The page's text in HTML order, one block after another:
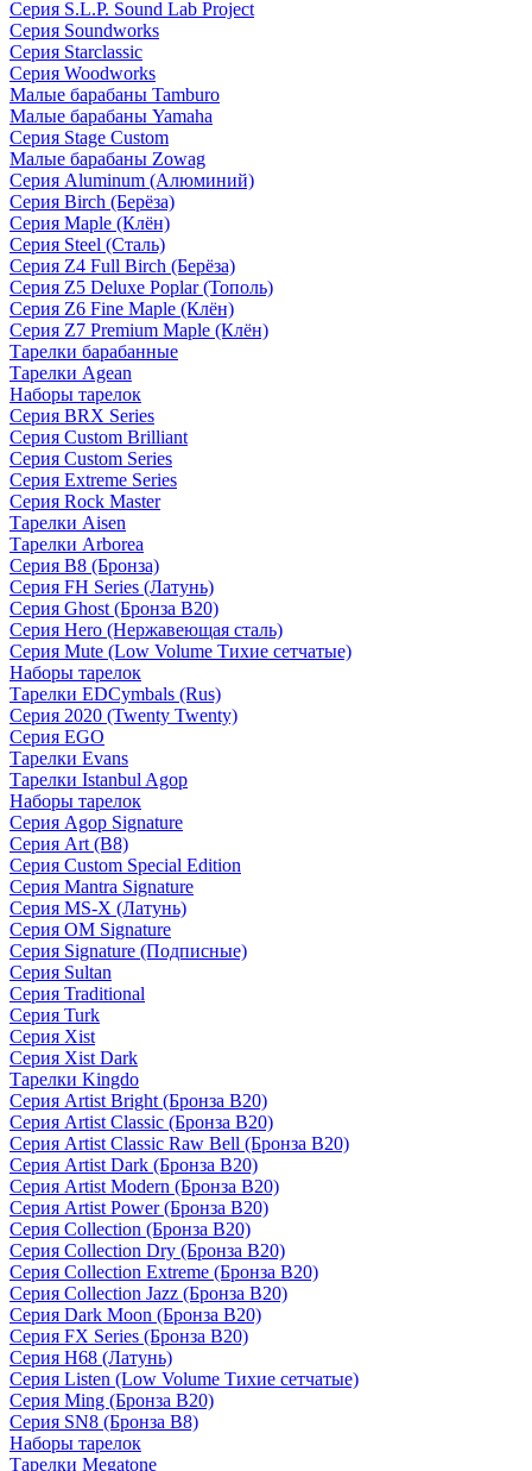
Серия S.L.P. Sound Lab Project
Серия Soundworks
Серия Starclassic
Серия Woodworks
Малые барабаны Tamburo
Малые барабаны Yamaha
Серия Stage Custom
Малые барабаны Zowag
Серия Aluminum (Алюминий)
Серия Birch (Берёза)
Серия Maple (Клён)
Серия Steel (Сталь)
Серия Z4 Full Birch (Берёза)
Серия Z5 Deluxe Poplar (Тополь)
Серия Z6 Fine Maple (Клён)
Серия Z7 Premium Maple (Клён)
Тарелки барабанные
Тарелки Agean
Наборы тарелок
Серия BRX Series
Серия Custom Brilliant
Серия Custom Series
Серия Extreme Series
Серия Rock Master
Тарелки Aisen
Тарелки Arborea
Серия B8 (Бронза)
Серия FH Series (Латунь)
Серия Ghost (Бронза B20)
Серия Hero (Нержавеющая сталь)
Серия Mute (Low Volume Тихие сетчатые)
Наборы тарелок
Тарелки EDCymbals (Rus)
Серия 2020 (Twenty Twenty)
Серия EGO
Тарелки Evans
Тарелки Istanbul Agop
Наборы тарелок
Серия Agop Signature
Серия Art (B8)
Серия Custom Special Edition
Серия Mantra Signature
Серия MS-X (Латунь)
Серия OM Signature
Серия Signature (Подписные)
Серия Sultan
Серия Traditional
Серия Turk
Серия Xist
Серия Xist Dark
Тарелки Kingdo
Серия Artist Bright (Бронза B20)
Серия Artist Classic (Бронза B20)
Серия Artist Classic Raw Bell (Бронза B20)
Серия Artist Dark (Бронза B20)
Серия Artist Modern (Бронза B20)
Серия Artist Power (Бронза B20)
Серия Collection (Бронза B20)
Серия Collection Dry (Бронза B20)
Серия Collection Extreme (Бронза B20)
Серия Collection Jazz (Бронза B20)
Серия Dark Moon (Бронза B20)
Серия FX Series (Бронза B20)
Серия H68 (Латунь)
Серия Listen (Low Volume Тихие сетчатые)
Серия Ming (Бронза B20)
Серия SN8 (Бронза B8)
Наборы тарелок
Тарелки Megatone